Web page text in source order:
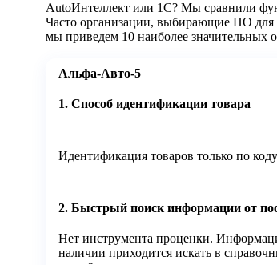
AutoИнтеллект или 1С? Мы сравнили
Часто организации, выбирающие ПО для
мы приведем 10 наиболее значительных
Альфа-Авто-5
1. Способ идентификации товара
Идентификация товаров только по коду
2. Быстрый поиск информации от
Нет инструмента проценки.
наличии приходится искать в